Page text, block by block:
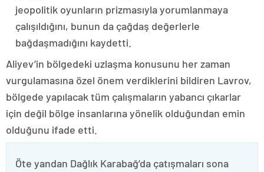
jeopolitik oyunların prizmasıyla yorumlanmaya
çalışıldığını, bunun da çağdaş değerlerle
bağdaşmadığını kaydetti.
Aliyev’in bölgedeki uzlaşma konusunu her zaman
vurgulamasına özel önem verdiklerini bildiren Lavrov,
bölgede yapılacak tüm çalışmaların yabancı çıkarlar
için değil bölge insanlarına yönelik olduğundan emin
olduğunu ifade etti.
Öte yandan Dağlık Karabağ’da çatışmaları sona